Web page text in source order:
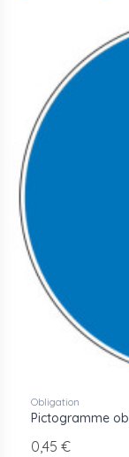
risques. La
stock, en vinyle
sous 48h depuis
Quels
utilisés
industrie
Les obligations
industriels et les
casque (M014),
protection
gilet haute
la ceinture de
Sur les
comme
sont exigés
protocoles de
Obligation
Pictogramme
0,45 €